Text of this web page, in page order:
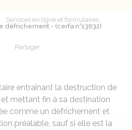
Services en ligne et formulaires
défrichement - (cerfa n°13632)
Partager
entraînant la destruction de
mettant fin à sa destination
comme un défrichement et
préalable, sauf si elle est la